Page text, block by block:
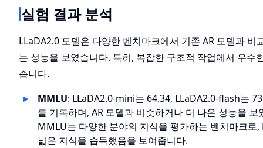
실험 결과 분석
LLaDA2.0 모델은 다양한 벤치마크에서 기존 AR 모델과 비
는 성능을 보였습니다. 특히, 복잡한 구조적 작업에서 우수
습니다.
MMLU: LLaDA2.0-mini는 64.34, LLaDA2.0-flash는
를 기록하며, AR 모델과 비슷하거나 더 나은 성능을 보
MMLU는 다양한 분야의 지식을 평가하는 벤치마크로,
넓은 지식을 습득했음을 보여줍니다.